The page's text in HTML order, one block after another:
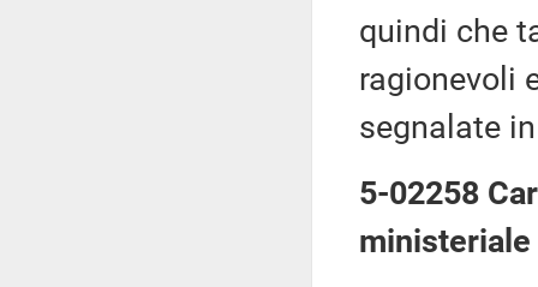
quindi che
ragionevoli
segnalate
5-02258